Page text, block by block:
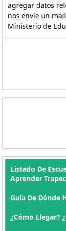
agregar datos
nos envíe un
Ministerio de
Listado De
Aprender
Guía De Dónde
¿Cómo Llegar?